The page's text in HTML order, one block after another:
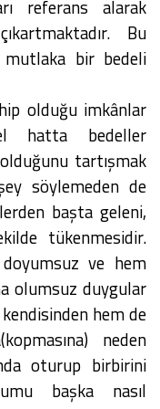
referans alarak
Bu
mutlaka bir bedeli
olduğu imkânlar
hatta bedeller
tartışmak
söylemeden de
başta geleni,
tükenmesidir.
ve hem
olumsuz duygular
hem de
neden
oturup birbirini
başka nasıl